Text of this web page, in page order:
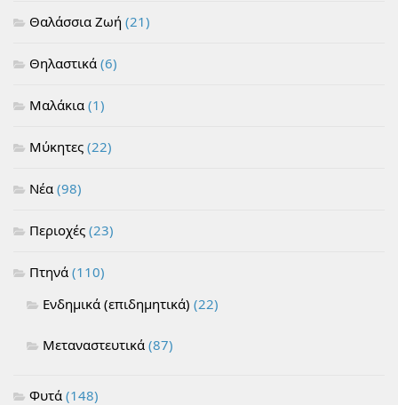
Θαλάσσια Ζωή (21)
Θηλαστικά (6)
Μαλάκια (1)
Μύκητες (22)
Νέα (98)
Περιοχές (23)
Πτηνά (110)
Ενδημικά (επιδημητικά) (22)
Μεταναστευτικά (87)
Φυτά (148)